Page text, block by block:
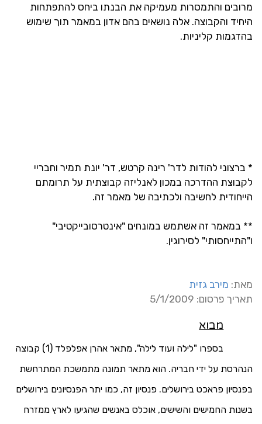
מרובים והתמסרות מעמיקה את הבנתו ביחס להתפתחות
היחיד והקבוצה. אלה נושאים בהם אדון במאמר תוך שימוש
בהדגמות קליניות.
* ברצוני להודות לדר' רינה קרטש, דר' יונת תמיר וחבריי
לקבוצת ההדרכה במכון לאנליזה קבוצתית על תרומתם
הייחודית לחשיבה ולכתיבה של מאמר זה.
** במאמר זה אשתמש במונחים "אינטרסובייקטיבי"
ו"התייחסותי" לסירוגין.
מאת: מירב גזית
תאריך פרסום: 5/1/2009
מבוא
בספרו "לילה ועוד לילה", מתאר אהרן אפלפלד (1) קבוצה
הנהרסת על ידי חבריה. הוא מתאר תמונה מתמשכת המתרחשת
בפנסיון פראכט בירושלים. פנסיון זה, כמו יתר הפנסיונים בירושלים
בשנות החמישים והשישים, אוכלס באנשים שהגיעו לארץ ממזרח